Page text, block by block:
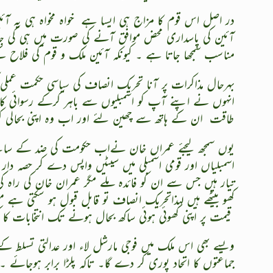
در اصل اس قوم کا مزاج ہی ایسا ہے خواہ مخواہ ہی یہ
آئین کی پاسداری محض موافق آنے کی صورت میں ہی کی
مناسب سمجھا جاتا ہے ۔ کیونکہ آئین ملک و قوم کی
بہرحال مذاکرات پر آنا تحریک انصاف کی سیاسی حکمت
انہوں نے اپنے آپ کو اسمبلیوں سے باہر کرکے رسوائی
طاقت ان کے ہاتھ سے چھین لئے اور اب وہ اپنی
یوں سمجھ لیجئے عمراں خان نےاب حکومت کی ضد کے
اسمبلیاں اور قومی اسمبلی میں سیٹیں واپس دے کر حصہ
تیار ہیں جس سے ان کو فائدہ ملے مگر عمران خان کی
کھو بیٹھے ہیں لہذاتحریک انصاف تو قابل قبول ہو سکتی
قیمت پر اپنی کھوئی ہوئی ساکھ بحال ہونے تک انتخابات کا
ویسے بھی اس ملک میں فوجی مارشل لاء اور عدالتی تسلط
جماعتوں کا اتحاد پوری کر دے گا۔ تاکہ پلڑا برابر ہوجائے ۔